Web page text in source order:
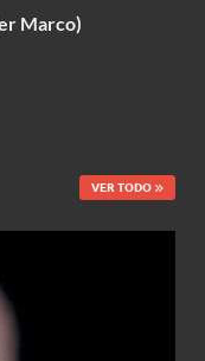
Marco)
VER TODO